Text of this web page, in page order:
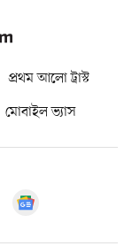
প্রথম আলো ট্রাস্ট
মোবাইল ভ্যাস